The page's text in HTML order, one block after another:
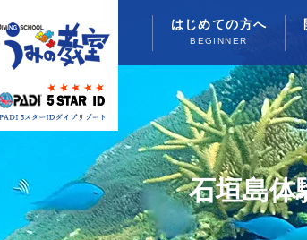
はじめての方へ
BEGINNER
石垣島体